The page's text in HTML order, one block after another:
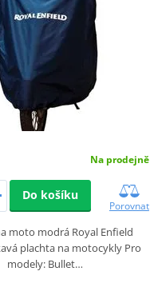
Na prodejně
Do košíku
Porovnat
moto modrá Royal Enfield
plachta na motocykly Pro
modely: Bullet…